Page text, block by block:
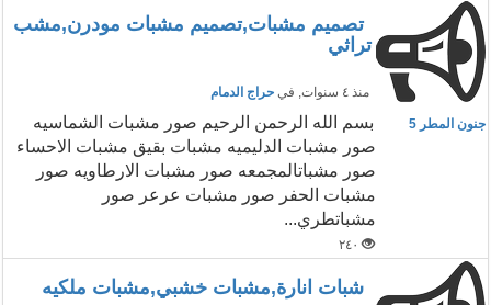
تصميم مشبات,تصميم مشبات مودرن,مشب
تراثي
منذ ٤ سنوات , في حراج الدمام
جنون المطر 5
بسم الله الرحمن الرحيم صور مشبات الشماسيه
صور مشبات الدليميه مشبات بقيق مشبات الاحساء
صور مشباتالمجمعه صور مشبات الارطاويه صور
مشبات الحفر صور مشبات عرعر صور
مشباتطري...
٢٤٠
شبات انارة,مشبات خشبي,مشبات ملكيه